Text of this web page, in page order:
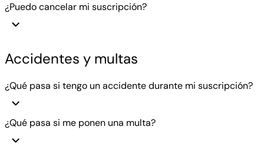
¿Puedo cancelar mi suscripción?
Accidentes y multas
¿Qué pasa si tengo un accidente durante mi suscripción?
¿Qué pasa si me ponen una multa?